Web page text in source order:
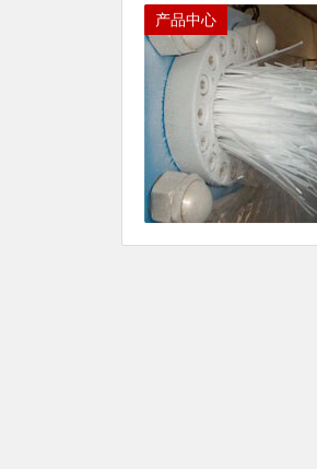
产品中心